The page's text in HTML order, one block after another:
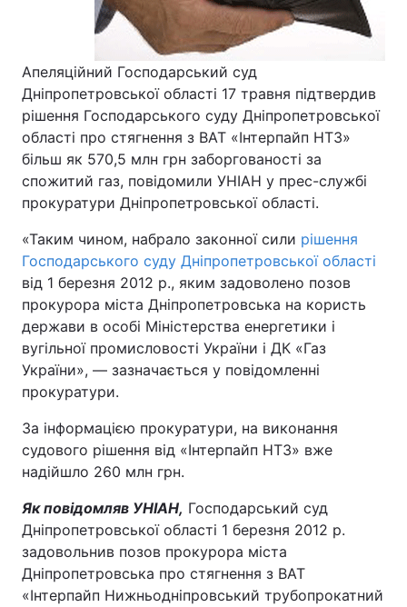
Апеляційний Господарський суд
Дніпропетровської області 17 травня підтвердив
рішення Господарського суду Дніпропетровської
області про стягнення з ВАТ «Інтерпайп НТЗ»
більш як 570,5 млн грн заборгованості за
спожитий газ, повідомили УНІАН у прес-службі
прокуратури Дніпропетровської області.
«Таким чином, набрало законної сили рішення
Господарського суду Дніпропетровської області
від 1 березня 2012 р., яким задоволено позов
прокурора міста Дніпропетровська на користь
держави в особі Міністерства енергетики і
вугільної промисловості України і ДК «Газ
України», — зазначається у повідомленні
прокуратури.
За інформацією прокуратури, на виконання
судового рішення від «Інтерпайп НТЗ» вже
надійшло 260 млн грн.
Як повідомляв УНІАН, Господарський суд
Дніпропетровської області 1 березня 2012 р.
задовольнив позов прокурора міста
Дніпропетровська про стягнення з ВАТ
«Інтерпайп Нижньодніпровський трубопрокатний